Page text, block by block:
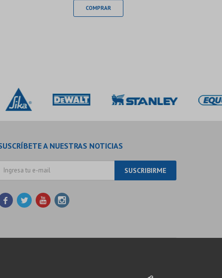
A NUESTRAS NOTICIAS
SUSCRIBIRME
   